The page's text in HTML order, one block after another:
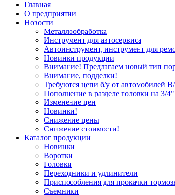
Главная
О предприятии
Новости
Металлообработка
Инструмент для автосервиса
Автоинструмент, инструмент для
Новинки продукции
Внимание! Предлагаем новый тип
Внимание, подделки!
Требуются цепи б/у от автомобилей
Пополнение в разделе головки на 3/
Изменение цен
Новинки!
Снижение цены
Снижение стоимости!
Каталог продукции
Новинки
Воротки
Головки
Переходники и удлинители
Приспособления для прокачки
Съемники